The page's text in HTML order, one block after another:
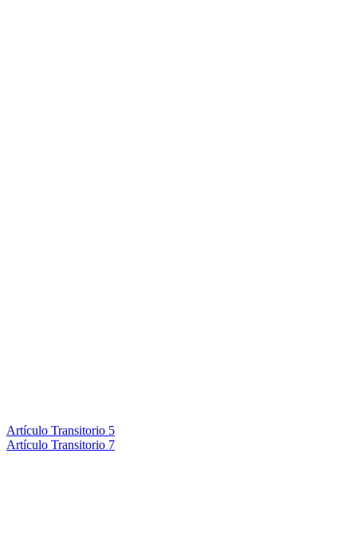
Artículo Transitorio 5
Artículo Transitorio 7